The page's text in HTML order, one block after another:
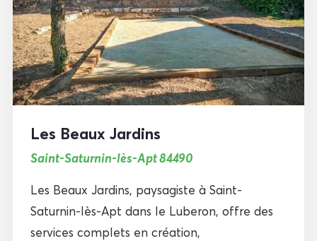
Les Beaux Jardins
Saint-Saturnin-lès-Apt 84490
Les Beaux Jardins, paysagiste à Saint-
Saturnin-lès-Apt dans le Luberon, offre des
services complets en création,